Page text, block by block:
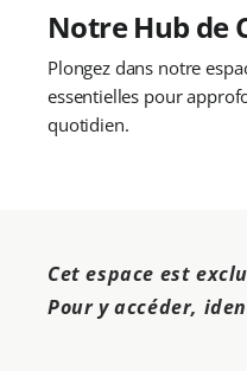
Notre Hub de
Plongez dans notre
essentielles pour
quotidien.
Cet espace est
Pour y accéder,